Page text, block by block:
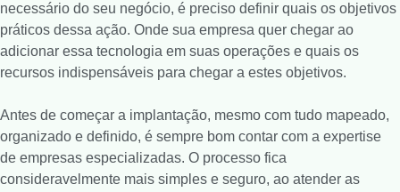
necessário do seu negócio, é preciso definir quais os objetivos
práticos dessa ação. Onde sua empresa quer chegar ao
adicionar essa tecnologia em suas operações e quais os
recursos indispensáveis para chegar a estes objetivos.
Antes de começar a implantação, mesmo com tudo mapeado,
organizado e definido, é sempre bom contar com a expertise
de empresas especializadas. O processo fica
consideravelmente mais simples e seguro, ao atender as